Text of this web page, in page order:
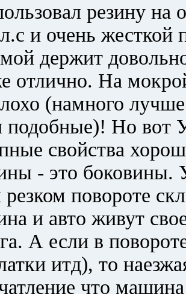
резину на
и очень жесткой
держит
отлично. На
(намного
подобные)! Но
свойства
- это боковины.
резком повороте
и авто живут
А если в
итд), то
что